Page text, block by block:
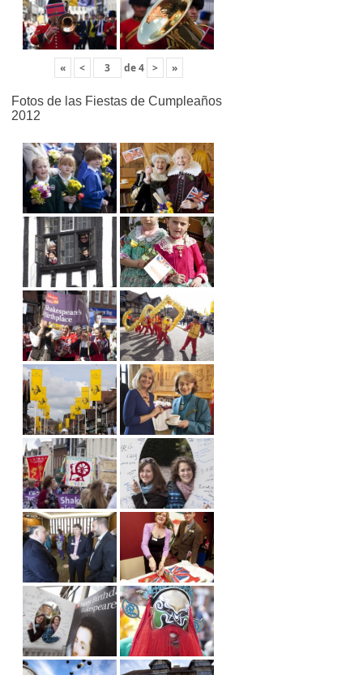
« < de4 > »
Fotos de las Fiestas de Cumpleaños
2012